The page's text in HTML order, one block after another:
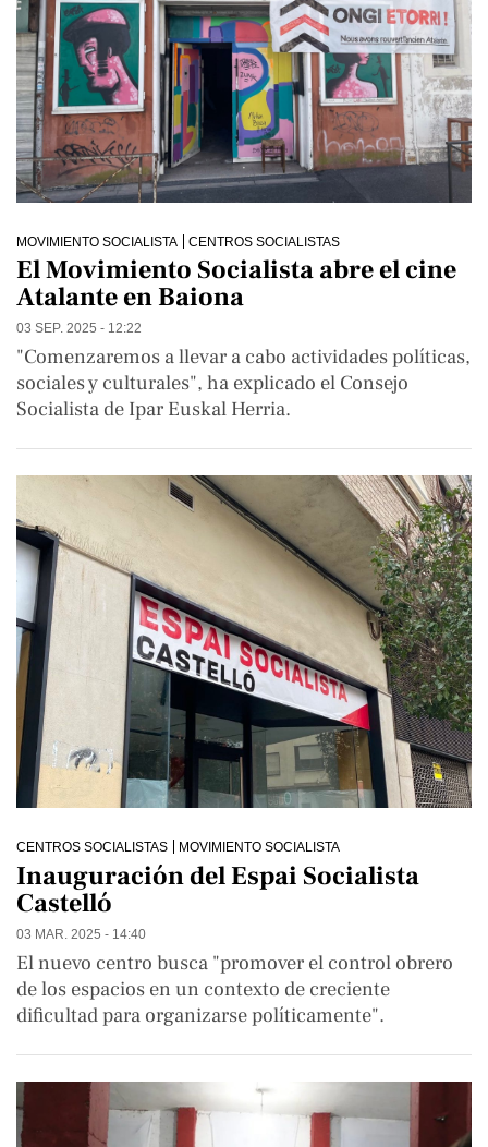
MOVIMIENTO SOCIALISTA CENTROS SOCIALISTAS
El Movimiento Socialista abre el cine
Atalante en Baiona
03 SEP. 2025 - 12:22
"Comenzaremos a llevar a cabo actividades políticas,
sociales y culturales", ha explicado el Consejo
Socialista de Ipar Euskal Herria.
CENTROS SOCIALISTAS MOVIMIENTO SOCIALISTA
Inauguración del Espai Socialista
Castelló
03 MAR. 2025 - 14:40
El nuevo centro busca "promover el control obrero
de los espacios en un contexto de creciente
dificultad para organizarse políticamente".